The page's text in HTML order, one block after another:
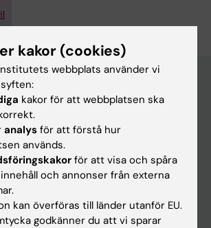
kakor (cookies)
webbplats använder vi
kakor för att webbplatsen ska
analys för att förstå hur
används.
för att visa och spåra
och annonser från externa
kan överföras till länder utanför EU.
godkänner du att vi sparar